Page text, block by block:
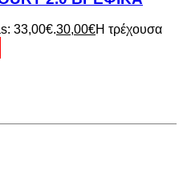
33,00€.30,00€Η τρέχουσα